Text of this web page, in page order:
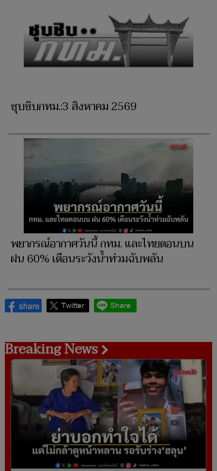
ซุบซิบกทม.:3 สิงหาคม 2569
พยากรณ์อากาศวันนี้ กทม. และไทยตอนบน
ฝน 60% เตือนระวังน้ำท่วมฉับพลัน
Breaking News